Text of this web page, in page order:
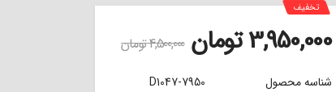
تخفیف
3,950,000تومان 4,500,000تومان
شناسه محصول D1047-7950